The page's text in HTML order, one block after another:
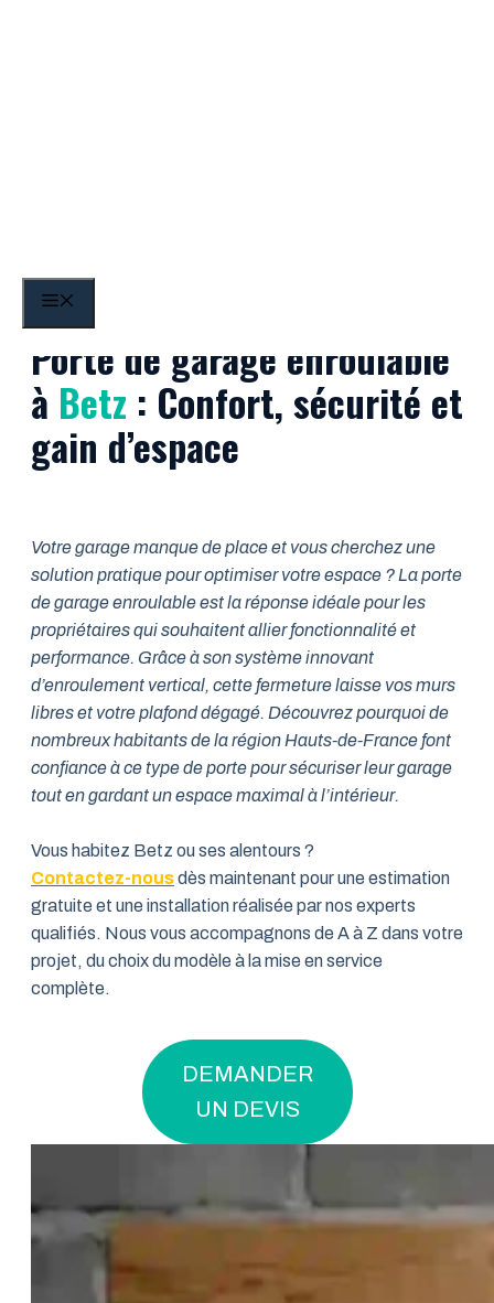
Porte de garage enroulable
à Betz : Confort, sécurité et
gain d’espace
Votre garage manque de place et vous cherchez une
solution pratique pour optimiser votre espace ? La porte
de garage enroulable est la réponse idéale pour les
propriétaires qui souhaitent allier fonctionnalité et
performance. Grâce à son système innovant
d’enroulement vertical, cette fermeture laisse vos murs
libres et votre plafond dégagé. Découvrez pourquoi de
nombreux habitants de la région Hauts-de-France font
confiance à ce type de porte pour sécuriser leur garage
tout en gardant un espace maximal à l’intérieur.
Vous habitez Betz ou ses alentours ?
Contactez-nousdès maintenant pour une estimation
gratuite et une installation réalisée par nos experts
qualifiés. Nous vous accompagnons de A à Z dans votre
projet, du choix du modèle à la mise en service
complète.
DEMANDER
UN DEVIS